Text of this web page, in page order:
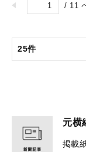
/ 11
元横
掲載